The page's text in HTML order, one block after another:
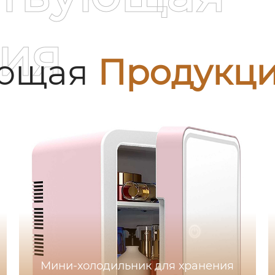
Мини-холодильник для хранения